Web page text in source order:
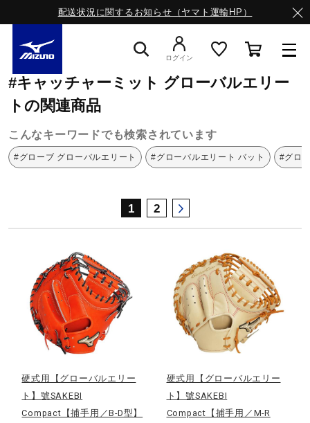
配送状況に関するお知らせ（ヤマト運輸HP）
スニーカー
ライフスタイルウエア
サッカー／フットサル
トレーニング
野球
ゴルフ
ログイン
ミズノ公式オンライン キャッチャーミット グローバルエリート
#キャッチャーミット グローバルエリー
トの関連商品
こんなキーワードでも検索されています
#グローブ グローバルエリート #グローバルエリート バット #グロ
1 2
硬式用【グローバルエリー
ト】號SAKEBI
Compact【捕手用／B-D型】
硬式用【グローバルエリー
ト】號SAKEBI
Compact【捕手用／M-R